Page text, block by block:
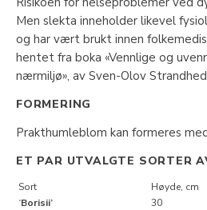
Men slekta inneholder likevel
og har vært brukt innen
hentet fra boka «Vennlige og
nærmiljø», av Sven-Olov
FORMERING
Prakthumleblom kan formeres
ET PAR UTVALGTE SORTER
Sort Høyde, cm
‘Borisii’ 30